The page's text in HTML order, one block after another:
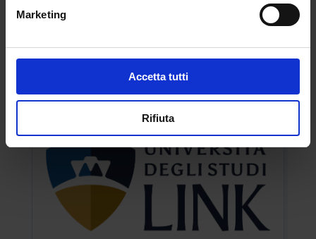
Marketing
Accetta tutti
Rifiuta
legalmente riconosciuta “I. Duncan” hanno...
LEGGI TUTTO